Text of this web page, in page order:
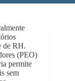
de RH.
(PEO)
permite
sem